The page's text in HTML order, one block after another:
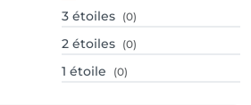
3 étoiles (0)
2 étoiles (0)
1 étoile (0)